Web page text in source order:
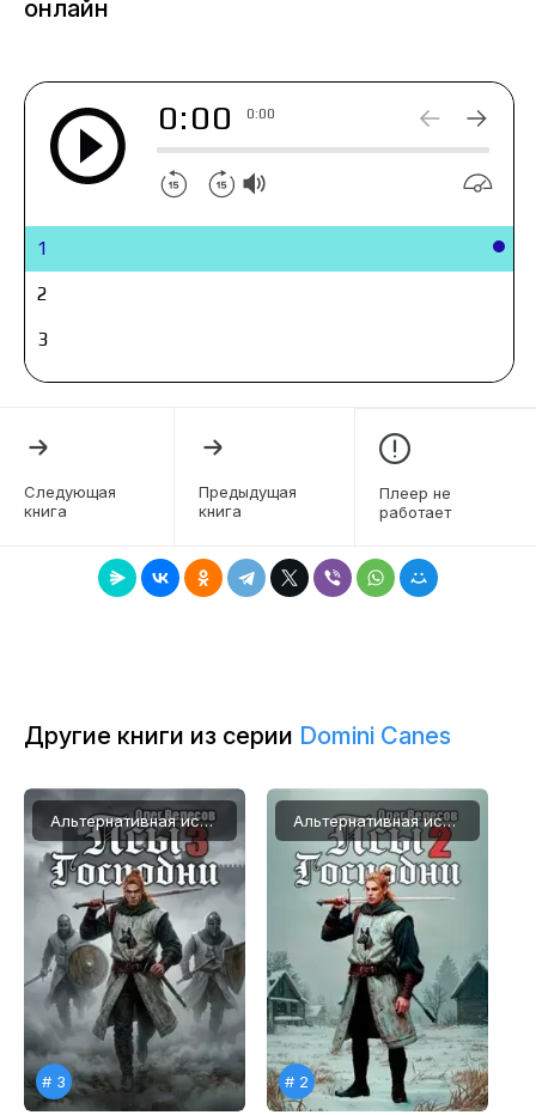
весь мир, пока неизвестно.
онлайн
0:00 0:00
1
2
3
Следующая
книга
Предыдущая
книга
Плеер не
работает
Другие книги из серии Domini Canes
Альтернативная история, Попаданцы
# 3
Альтернативная история, Попаданцы
# 2